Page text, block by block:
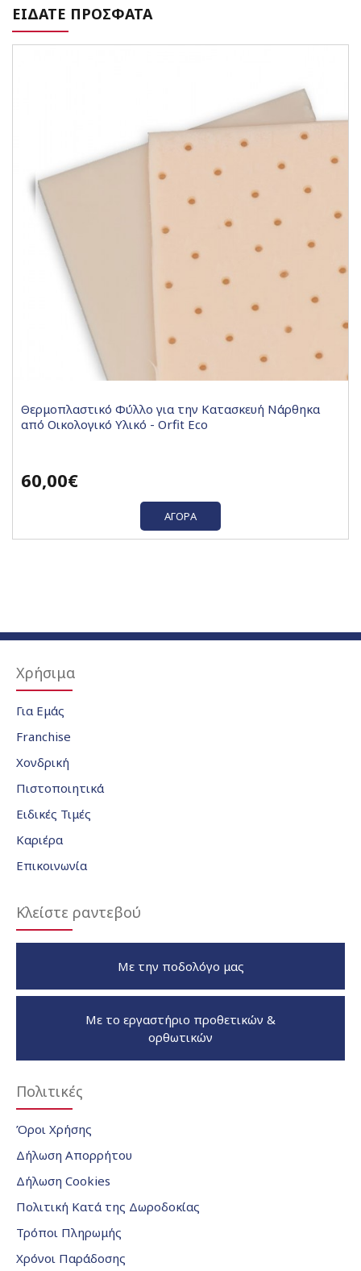
ΕΙΔΑΤΕ ΠΡΟΣΦΑΤΑ
Θερμοπλαστικό Φύλλο για την Κατασκευή Νάρθηκα
από Οικολογικό Υλικό - Orfit Eco
60,00€
ΑΓΟΡΆ
Χρήσιμα
Για Εμάς
Franchise
Χονδρική
Πιστοποιητικά
Ειδικές Τιμές
Καριέρα
Επικοινωνία
Κλείστε ραντεβού
Με την ποδολόγο μας
Με το εργαστήριο προθετικών &
ορθωτικών
Πολιτικές
Όροι Χρήσης
Δήλωση Απορρήτου
Δήλωση Cookies
Πολιτική Κατά της Δωροδοκίας
Τρόποι Πληρωμής
Χρόνοι Παράδοσης